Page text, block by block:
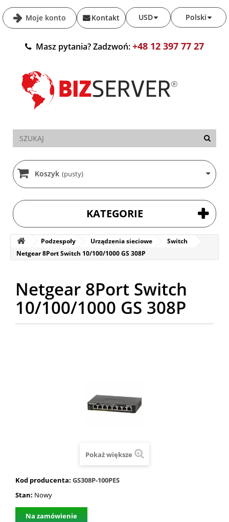
Moje konto Polski
USD
Kontakt
Masz pytania? Zadzwoń:+48 12 397 77 27
Koszyk (pusty)
KATEGORIE
Podzespoły Urządzenia sieciowe
Switch
Netgear 8Port Switch 10/100/1000 GS 308P
Netgear 8Port Switch
10/100/1000 GS 308P
Pokaż większe
Kod producenta: GS308P-100PES
Stan: Nowy
Na zamówienie